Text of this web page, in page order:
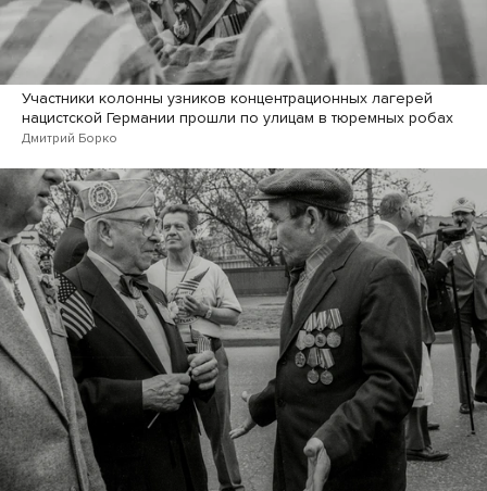
Участники колонны узников концентрационных лагерей
нацистской Германии прошли по улицам в тюремных робах
Дмитрий Борко